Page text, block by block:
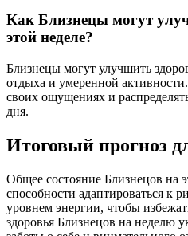
Как Близнецы могут
этой неделе?
Близнецы могут улучшить
отдыха и умеренной
своих ощущениях и
дня.
Итоговый прогноз
Общее состояние Близнецов на
способности адаптироваться к
уровнем энергии, чтобы
здоровья Близнецов на неделю